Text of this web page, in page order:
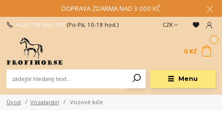
DOPRAVA ZDARMA NAD 3 000 KČ
Menu
CZK
+420 734 845 393 (Po-Pá, 10-18 hod.)
0
0 Kč
Úvod Vozatajství Vozové biče